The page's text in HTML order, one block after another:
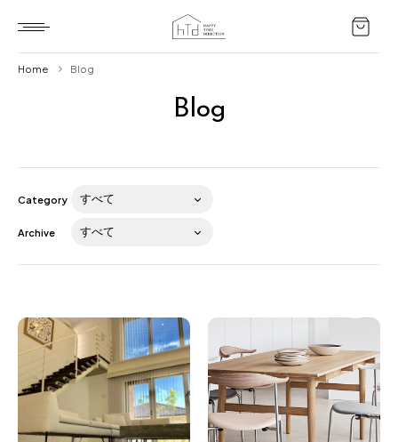
Blog
About us
for Business
Blog
Home Blog
Category
Archive